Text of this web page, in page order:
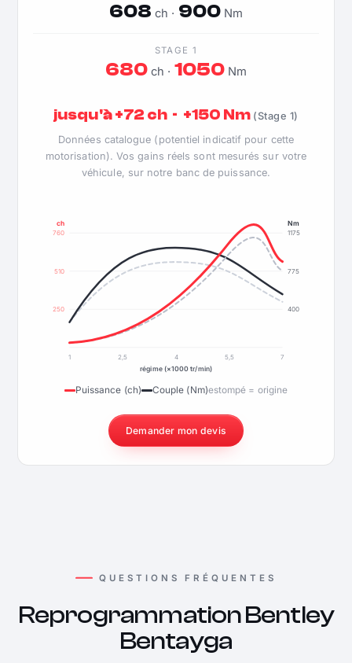
608 ch · 900Nm
STAGE 1
680 ch · 1050Nm
jusqu'à +72 ch · +150 Nm (Stage 1)
Données catalogue (potentiel indicatif pour cette
motorisation). Vos gains réels sont mesurés sur votre
véhicule, sur notre banc de puissance.
250
510
760
400
775
1175
ch Nm
1 2,5 4 5,5
7
régime (×1000 tr/min)
Puissance (ch) Couple (Nm)estompé = origine
Demander mon devis
QUESTIONS FRÉQUENTES
Reprogrammation Bentley
Bentayga